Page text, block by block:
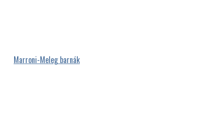
Marroni-Meleg barnák